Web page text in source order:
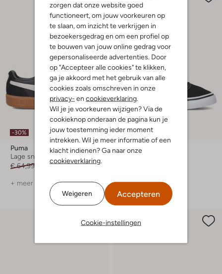
zorgen dat onze website goed
functioneert, om jouw voorkeuren op
te slaan, om inzicht te verkrijgen in
bezoekersgedrag en om een profiel op
te bouwen van jouw online gedrag voor
gepersonaliseerde advertenties. Door
op "Accepteer alle cookies" te klikken,
ga je akkoord met het gebruik van alle
cookies zoals omschreven in onze
privacy- en cookieverklaring
Wil je je voorkeuren wijzigen? Via de
cookieknop onderaan de pagina kun je
jouw toestemming ieder moment
intrekken. Wil je meer informatie of een
klacht indienen? Ga naar onze
cookieverklaring
Weigeren Accepteren
Cookie-instellingen
-30%
Puma
Lage sneakers
€ 64,99
€ 44,99
+ meer kleuren
-20%
Vans